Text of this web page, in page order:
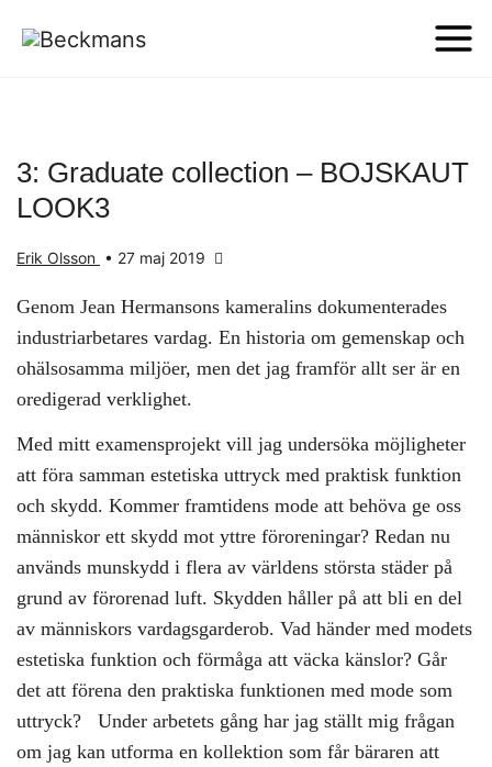
3: Graduate collection – BOJSKAUT
LOOK3
Erik Olsson • 27 maj 2019
Genom Jean Hermansons kameralins dokumenterades
industriarbetares vardag. En historia om gemenskap och
ohälsosamma miljöer, men det jag framför allt ser är en
oredigerad verklighet.
Med mitt examensprojekt vill jag undersöka möjligheter
att föra samman estetiska uttryck med praktisk funktion
och skydd. Kommer framtidens mode att behöva ge oss
människor ett skydd mot yttre föroreningar? Redan nu
används munskydd i flera av världens största städer på
grund av förorenad luft. Skydden håller på att bli en del
av människors vardagsgarderob. Vad händer med modets
estetiska funktion och förmåga att väcka känslor? Går
det att förena den praktiska funktionen med mode som
uttryck? Under arbetets gång har jag ställt mig frågan
om jag kan utforma en kollektion som får bäraren att